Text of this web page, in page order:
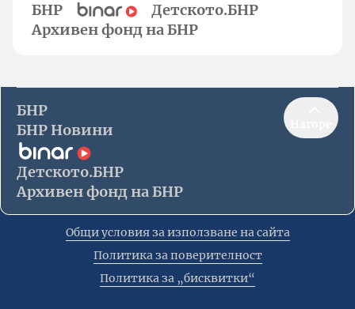
БНР
Детското.БНР
Архивен фонд на БНР
БНР
БНР Новини
Детското.БНР
Архивен фонд на БНР
Общи условия за използване на сайта
Политика за поверителност
Политика за „бисквитки“